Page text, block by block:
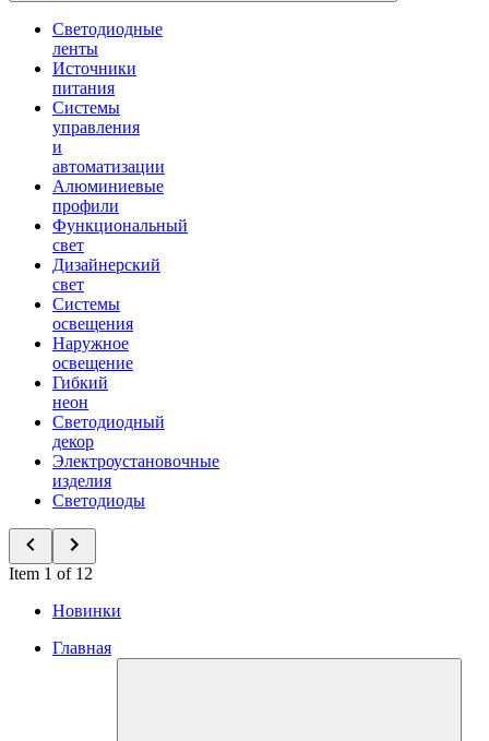
Светодиодные
ленты
Источники
питания
Системы
управления
и
автоматизации
Алюминиевые
профили
Функциональный
свет
Дизайнерский
свет
Системы
освещения
Наружное
освещение
Гибкий
неон
Светодиодный
декор
Электроустановочные
изделия
Светодиоды
Item 1 of 12
Новинки
Главная